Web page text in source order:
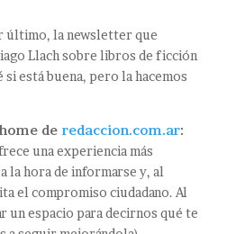
último, la newsletter que
Llach sobre libros de ficción
si está buena, pero la hacemos
de redaccion.com.ar:
una experiencia más
la hora de informarse y, al
el compromiso ciudadano. Al
un espacio para decirnos qué te